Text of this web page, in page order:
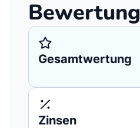
Bewertung
Gesamtwertung
Zinsen